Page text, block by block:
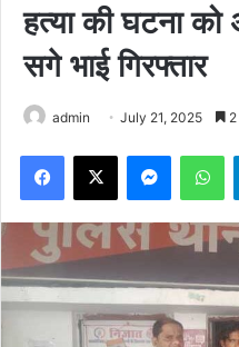
हत्या की घटना को
सगे भाई गिरफ्तार
admin July 21, 2025
Facebook
X